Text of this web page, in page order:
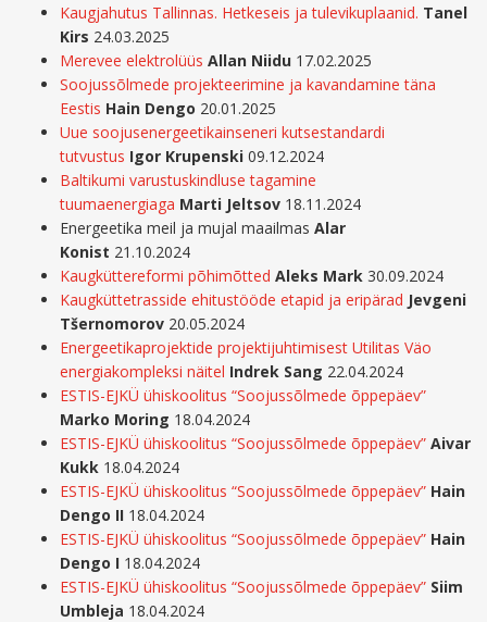
Kaugjahutus Tallinnas. Hetkeseis ja tulevikuplaanid. Tanel
Kirs 24.03.2025
Merevee elektrolüüs Allan Niidu 17.02.2025
Soojussõlmede projekteerimine ja kavandamine täna
Eestis Hain Dengo 20.01.2025
Uue soojusenergeetikainseneri kutsestandardi
tutvustus Igor Krupenski 09.12.2024
Baltikumi varustuskindluse tagamine
tuumaenergiaga Marti Jeltsov 18.11.2024
Energeetika meil ja mujal maailmas Alar
Konist 21.10.2024
Kaugküttereformi põhimõtted Aleks Mark 30.09.2024
Kaugküttetrasside ehitustööde etapid ja eripärad Jevgeni
Tšernomorov 20.05.2024
Energeetikaprojektide projektijuhtimisest Utilitas Väo
energiakompleksi näitel Indrek Sang 22.04.2024
ESTIS-EJKÜ ühiskoolitus “Soojussõlmede õppepäev”
Marko Moring 18.04.2024
ESTIS-EJKÜ ühiskoolitus “Soojussõlmede õppepäev” Aivar
Kukk 18.04.2024
ESTIS-EJKÜ ühiskoolitus “Soojussõlmede õppepäev” Hain
Dengo II 18.04.2024
ESTIS-EJKÜ ühiskoolitus “Soojussõlmede õppepäev” Hain
Dengo I 18.04.2024
ESTIS-EJKÜ ühiskoolitus “Soojussõlmede õppepäev” Siim
Umbleja 18.04.2024